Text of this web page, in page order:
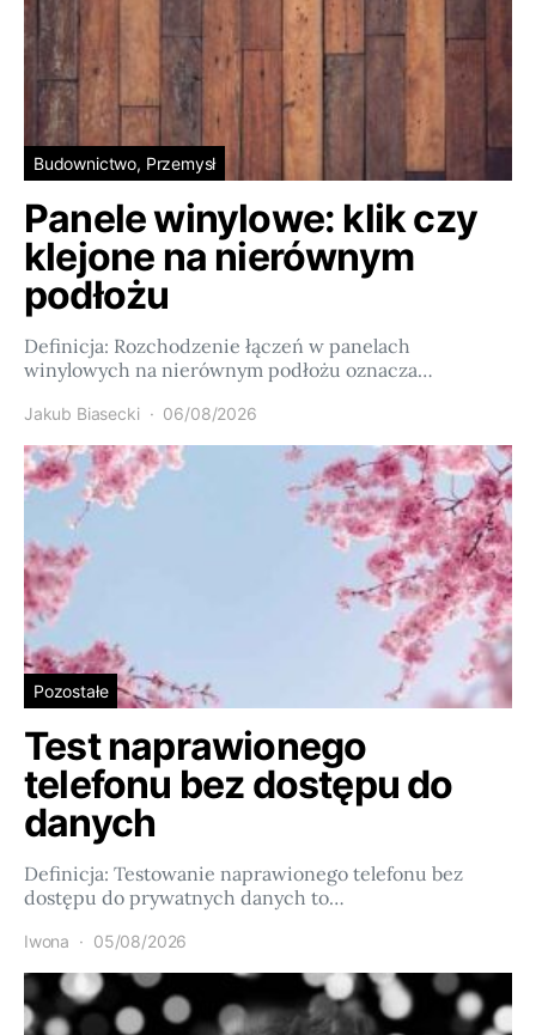
Budownictwo, Przemysł
Panele winylowe: klik czy
klejone na nierównym
podłożu
Definicja: Rozchodzenie łączeń w panelach
winylowych na nierównym podłożu oznacza…
Jakub Biasecki 06/08/2026
Pozostałe
Test naprawionego
telefonu bez dostępu do
danych
Definicja: Testowanie naprawionego telefonu bez
dostępu do prywatnych danych to…
Iwona 05/08/2026